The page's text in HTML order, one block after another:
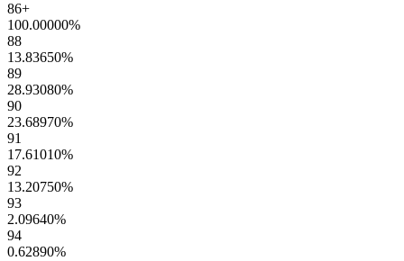
86+
100.00000%
88
13.83650%
89
28.93080%
90
23.68970%
91
17.61010%
92
13.20750%
93
2.09640%
94
0.62890%